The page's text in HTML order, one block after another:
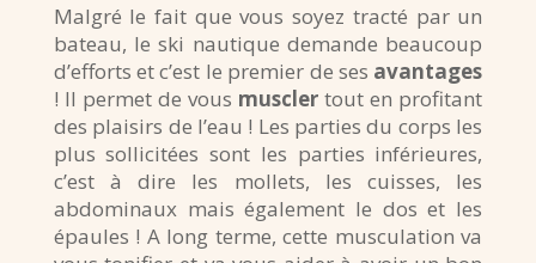
Malgré le fait que vous soyez tracté par un
bateau, le ski nautique demande beaucoup
d’efforts et c’est le premier de ses avantages
! Il permet de vous muscler tout en profitant
des plaisirs de l’eau ! Les parties du corps les
plus sollicitées sont les parties inférieures,
c’est à dire les mollets, les cuisses, les
abdominaux mais également le dos et les
épaules ! A long terme, cette musculation va